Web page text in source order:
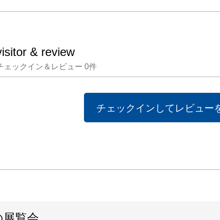
ーーー
た。
& review
ェックイン＆レビュー 0件
チェックインしてレビュー